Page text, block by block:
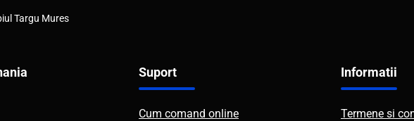
Targu Mures
Suport
Cum comand online
Informatii
Termene si